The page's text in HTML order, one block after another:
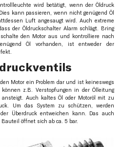
wird betätigt, wenn der Öldruck
kann passieren, wenn nicht genügend Öl
Luft angesaugt wird. Auch extreme
der Öldruckschalter Alarm schlägt. Bring
den Motor aus und kontrolliere nach
Öl vorhanden, ist entweder der
Motor ein Problem dar und ist keineswegs
z.B. Verstopfungen in der Ölleitung
Auch kaltes Öl oder Motoröl mit zu
Um das System zu schützen, werden
Überdruck entweichen kann. Das auch
öffnet sich ab ca. 5 bar.